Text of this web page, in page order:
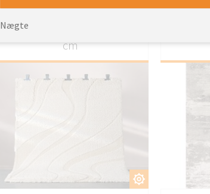
Tæppe Relief creme 160x230
cm
Nægte